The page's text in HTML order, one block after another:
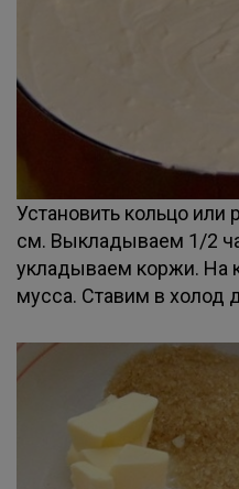
Установить кольцо
см. Выкладываем 1/2
укладываем коржи. На
мусса. Ставим в холод